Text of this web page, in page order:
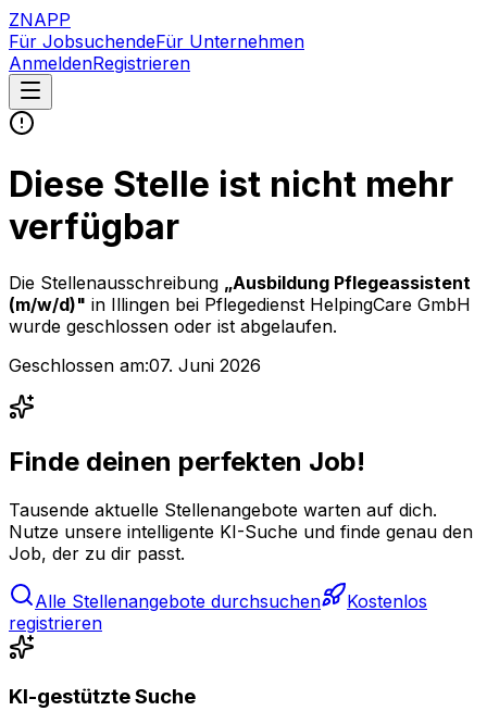
ZNAPP
Für JobsuchendeFür Unternehmen
AnmeldenRegistrieren
Diese Stelle ist nicht mehr
verfügbar
Die Stellenausschreibung „Ausbildung Pflegeassistent
(m/w/d)" in Illingen bei Pflegedienst HelpingCare GmbH
wurde geschlossen oder ist abgelaufen.
Geschlossen am:07. Juni 2026
Finde deinen perfekten Job!
Tausende aktuelle Stellenangebote warten auf dich.
Nutze unsere intelligente KI-Suche und finde genau den
Job, der zu dir passt.
Alle Stellenangebote durchsuchen
Kostenlos
registrieren
KI-gestützte Suche